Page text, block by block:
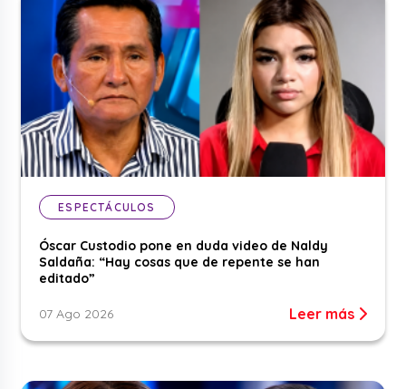
ESPECTÁCULOS
Óscar Custodio pone en duda video de Naldy
Saldaña: “Hay cosas que de repente se han
editado”
07 Ago 2026 Leer más